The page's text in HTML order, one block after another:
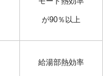
が90％以上
給湯部熱効率